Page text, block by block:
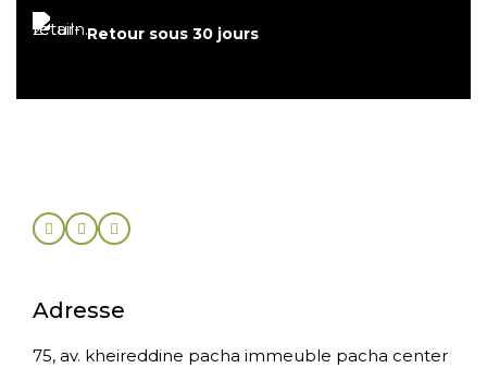
Retour sous 30 jours
Adresse
75, av. kheireddine pacha immeuble pacha center